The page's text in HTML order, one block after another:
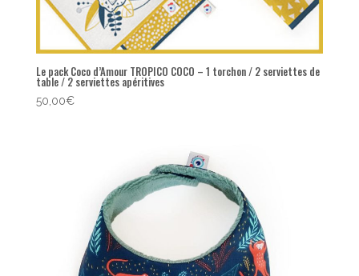
Le pack Coco d’Amour TROPICO COCO – 1 torchon / 2 serviettes de
table / 2 serviettes apéritives
50,00€